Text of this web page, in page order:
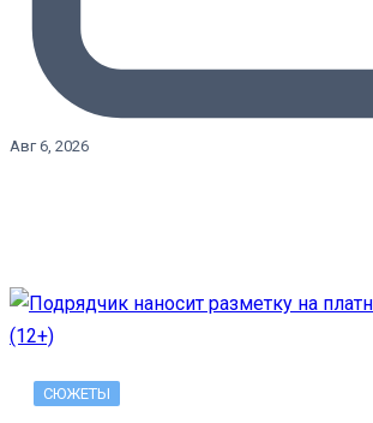
Авг 6, 2026
СЮЖЕТЫ